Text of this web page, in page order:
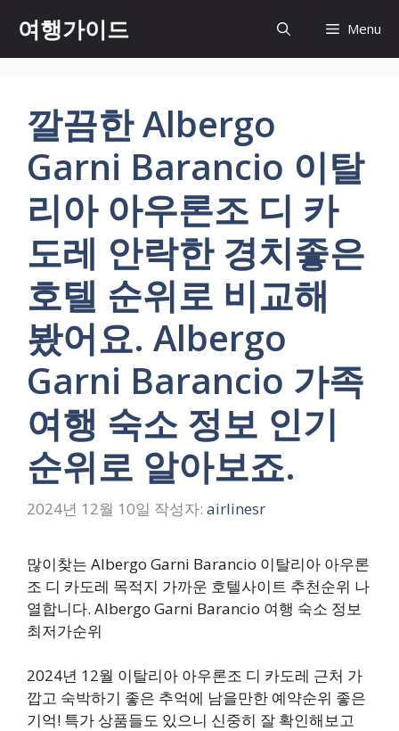
츠
여행가이드 Menu
깔끔한 Albergo
Garni Barancio 이탈
리아 아우론조 디 카
도레 안락한 경치좋은
호텔 순위로 비교해
봤어요. Albergo
Garni Barancio 가족
여행 숙소 정보 인기
순위로 알아보죠.
2024년 12월 10일 작성자: airlinesr
많이찾는 Albergo Garni Barancio 이탈리아 아우론
조 디 카도레 목적지 가까운 호텔사이트 추천순위 나
열합니다. Albergo Garni Barancio 여행 숙소 정보
최저가순위
2024년 12월 이탈리아 아우론조 디 카도레 근처 가
깝고 숙박하기 좋은 추억에 남을만한 예약순위 좋은
기억! 특가 상품들도 있으니 신중히 잘 확인해보고